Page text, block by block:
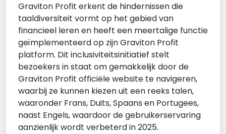
Graviton Profit erkent de hindernissen die
taaldiversiteit vormt op het gebied van
financieel leren en heeft een meertalige functie
geïmplementeerd op zijn Graviton Profit
platform. Dit inclusiviteitsinitiatief stelt
bezoekers in staat om gemakkelijk door de
Graviton Profit officiële website te navigeren,
waarbij ze kunnen kiezen uit een reeks talen,
waaronder Frans, Duits, Spaans en Portugees,
naast Engels, waardoor de gebruikerservaring
aanzienlijk wordt verbeterd in 2025.